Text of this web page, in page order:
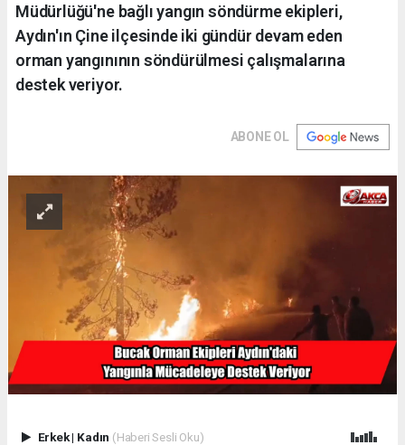
Müdürlüğü'ne bağlı yangın söndürme ekipleri,
Aydın'ın Çine ilçesinde iki gündür devam eden
orman yangınının söndürülmesi çalışmalarına
destek veriyor.
ABONE OL
Erkek| Kadın (Haberi Sesli Oku)